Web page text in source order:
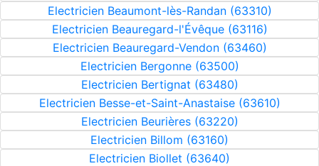
Electricien Beaumont-lès-Randan (63310)
Electricien Beauregard-l'Évêque (63116)
Electricien Beauregard-Vendon (63460)
Electricien Bergonne (63500)
Electricien Bertignat (63480)
Electricien Besse-et-Saint-Anastaise (63610)
Electricien Beurières (63220)
Electricien Billom (63160)
Electricien Biollet (63640)